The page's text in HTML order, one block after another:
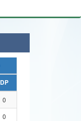
DP
0
0